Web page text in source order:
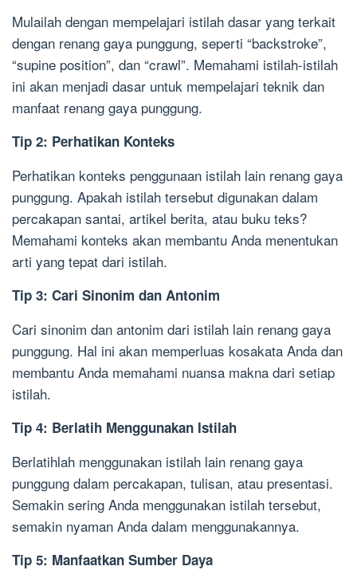
Mulailah dengan mempelajari istilah dasar yang terkait
dengan renang gaya punggung, seperti “backstroke”,
“supine position”, dan “crawl”. Memahami istilah-istilah
ini akan menjadi dasar untuk mempelajari teknik dan
manfaat renang gaya punggung.
Tip 2: Perhatikan Konteks
Perhatikan konteks penggunaan istilah lain renang gaya
punggung. Apakah istilah tersebut digunakan dalam
percakapan santai, artikel berita, atau buku teks?
Memahami konteks akan membantu Anda menentukan
arti yang tepat dari istilah.
Tip 3: Cari Sinonim dan Antonim
Cari sinonim dan antonim dari istilah lain renang gaya
punggung. Hal ini akan memperluas kosakata Anda dan
membantu Anda memahami nuansa makna dari setiap
istilah.
Tip 4: Berlatih Menggunakan Istilah
Berlatihlah menggunakan istilah lain renang gaya
punggung dalam percakapan, tulisan, atau presentasi.
Semakin sering Anda menggunakan istilah tersebut,
semakin nyaman Anda dalam menggunakannya.
Tip 5: Manfaatkan Sumber Daya